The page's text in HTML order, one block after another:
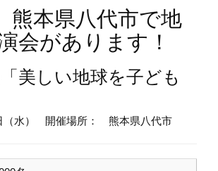
熊本県八代市で地
会があります！
「美しい地球を子ども
水） 開催場所： 熊本県八代市